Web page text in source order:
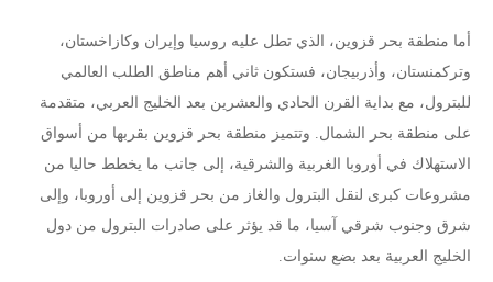
أما منطقة بحر قزوين، الذي تطل عليه روسيا وإيران وكازاخستان،
وتركمنستان، وأذربيجان، فستكون ثاني أهم مناطق الطلب العالمي
للبترول، مع بداية القرن الحادي والعشرين بعد الخليج العربي، متقدمة
على منطقة بحر الشمال. وتتميز منطقة بحر قزوين بقربها من أسواق
الاستهلاك في أوروبا الغربية والشرقية، إلى جانب ما يخطط حاليا من
مشروعات كبرى لنقل البترول والغاز من بحر قزوين إلى أوروبا، وإلى
شرق وجنوب شرقي آسيا، ما قد يؤثر على صادرات البترول من دول
الخليج العربية بعد بضع سنوات.